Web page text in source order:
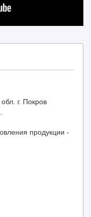
г. Покров
продукции -